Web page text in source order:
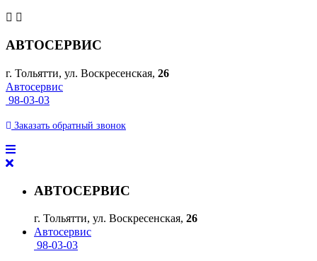
АВТОСЕРВИС
г. Тольятти, ул. Воскресенская, 26
Автосервис
98-03-03
Заказать обратный звонок
АВТОСЕРВИС
г. Тольятти, ул. Воскресенская, 26
Автосервис
98-03-03